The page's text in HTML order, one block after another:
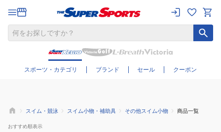
スポーツ・カテゴリ ブランド セール クーポン
さらに絞り込む
スイム・競泳 スイム小物・補助具 その他スイム小物 商品一覧
おすすめ順表示